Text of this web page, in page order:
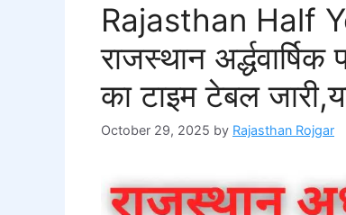
Rajasthan Half
राजस्थान
का टाइम टेबल
October 29, 2025 by Rajasthan Rojgar